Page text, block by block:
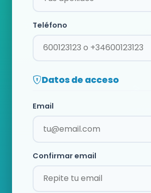
Teléfono
Datos de acceso
Email
Confirmar email